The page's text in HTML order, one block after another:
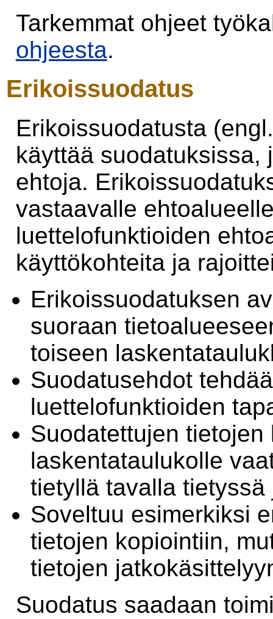
Tarkemmat ohjeet
ohjeesta.
Erikoissuodatus
Erikoissuodatusta
käyttää suodatuksissa,
ehtoja.
vastaavalle
luettelofunktioiden
käyttökohteita ja
Erikoissuodatuksen
suoraan
toiseen
Suodatusehdot
luettelofunktioiden
Suodatettujen
laskentataulukolle
tietyllä tavalla
Soveltuu esimerkiksi
tietojen kopiointiin,
tietojen
Suodatus saadaan